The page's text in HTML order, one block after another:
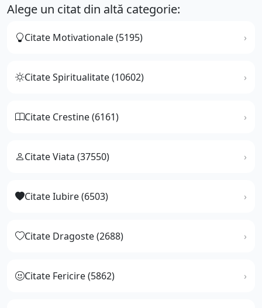
Alege un citat din altă categorie:
Citate Motivationale (5195)
Citate Spiritualitate (10602)
Citate Crestine (6161)
Citate Viata (37550)
Citate Iubire (6503)
Citate Dragoste (2688)
Citate Fericire (5862)